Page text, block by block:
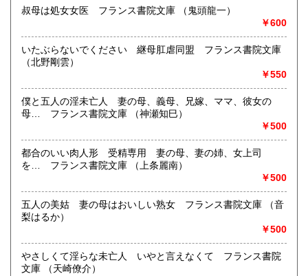
叔母は処女女医 フランス書院文庫 （鬼頭龍一）
￥600
いたぶらないでください 継母肛虐同盟 フランス書院文庫
（北野剛雲）
￥550
僕と五人の淫未亡人 妻の母、義母、兄嫁、ママ、彼女の
母… フランス書院文庫 （神瀬知巳）
￥500
都合のいい肉人形 受精専用 妻の母、妻の姉、女上司
を… フランス書院文庫 （上条麗南）
￥500
五人の美姑 妻の母はおいしい熟女 フランス書院文庫 （音
梨はるか）
￥500
やさしくて淫らな未亡人 いやと言えなくて フランス書院
文庫 （天崎僚介）